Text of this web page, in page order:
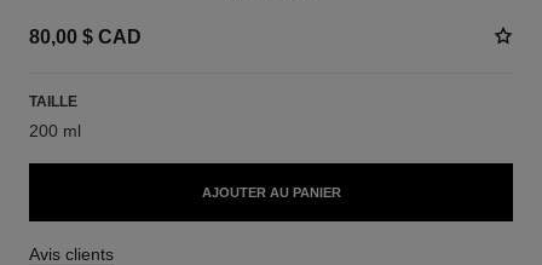
80,00 $ CAD
TAILLE
200 ml
AJOUTER AU PANIER
Avis clients